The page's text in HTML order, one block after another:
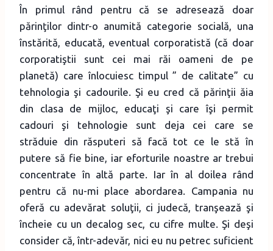
În primul rând pentru că se adresează doar
părinţilor dintr-o anumită categorie socială, una
înstărită, educată, eventual corporatistă (că doar
corporatiştii sunt cei mai răi oameni de pe
planetă) care înlocuiesc timpul ” de calitate” cu
tehnologia şi cadourile. Şi eu cred că părinţii ăia
din clasa de mijloc, educaţi şi care îşi permit
cadouri şi tehnologie sunt deja cei care se
străduie din răsputeri să facă tot ce le stă în
putere să fie bine, iar eforturile noastre ar trebui
concentrate în altă parte. Iar în al doilea rând
pentru că nu-mi place abordarea. Campania nu
oferă cu adevărat soluţii, ci judecă, tranşează şi
încheie cu un decalog sec, cu cifre multe. Şi deşi
consider că, într-adevăr, nici eu nu petrec suficient